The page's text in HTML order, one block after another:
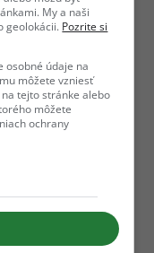
My a naši
geolokácii. Pozrite si
osobné údaje na
môžete vzniesť
tejto stránke alebo
môžete
ochrany